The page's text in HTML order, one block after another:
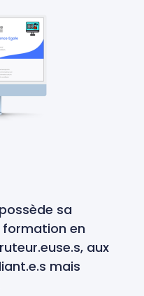
sa
en
aux
mais